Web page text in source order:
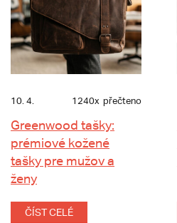
10. 4. 1240x přečteno
Greenwood tašky:
prémiové kožené
tašky pre mužov a
ženy
ČÍST CELÉ